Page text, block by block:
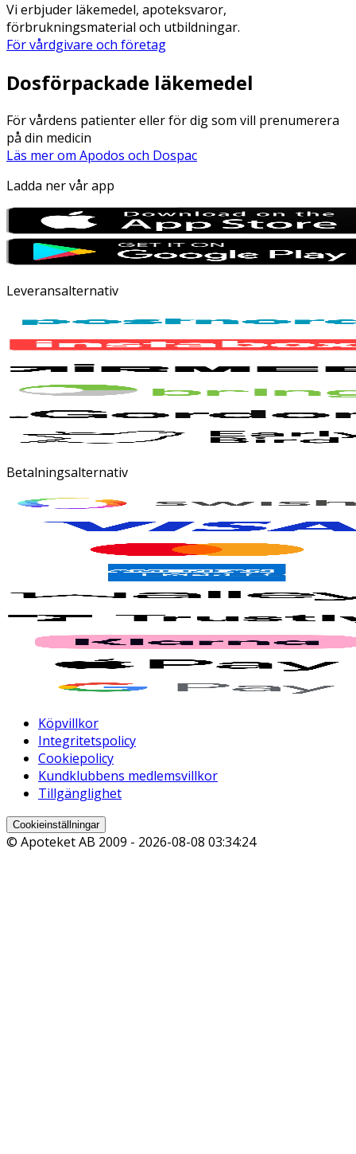
Vi erbjuder läkemedel, apoteksvaror,
förbrukningsmaterial och utbildningar.
För vårdgivare och företag
Dosförpackade läkemedel
För vårdens patienter eller för dig som vill prenumerera
på din medicin
Läs mer om Apodos och Dospac
Ladda ner vår app
Leveransalternativ
Betalningsalternativ
Köpvillkor
Integritetspolicy
Cookiepolicy
Kundklubbens medlemsvillkor
Tillgänglighet
Cookieinställningar
© Apoteket AB 2009 - 2026-08-08 03:34:24